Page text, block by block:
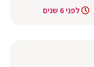
לפני 6 שנים